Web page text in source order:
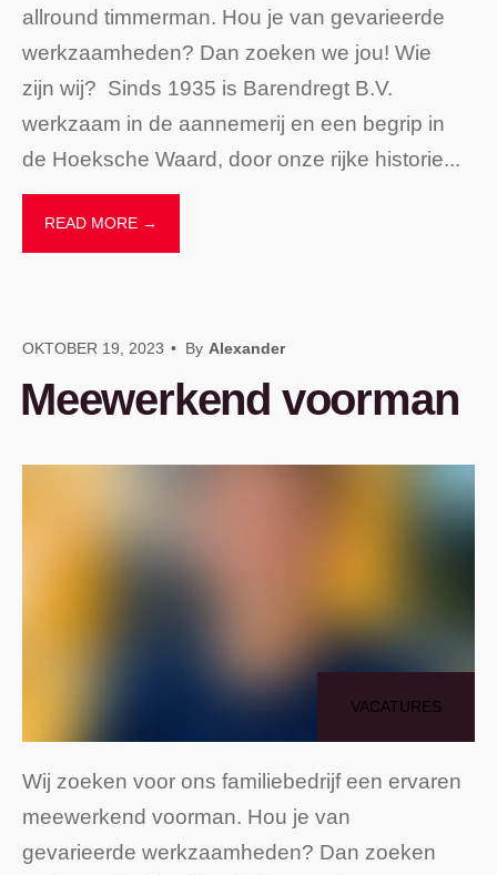
allround timmerman. Hou je van gevarieerde
werkzaamheden? Dan zoeken we jou! Wie
zijn wij? Sinds 1935 is Barendregt B.V.
werkzaam in de aannemerij en een begrip in
de Hoeksche Waard, door onze rijke historie...
READ MORE →
OKTOBER 19, 2023 • By Alexander
Meewerkend voorman
VACATURES
Wij zoeken voor ons familiebedrijf een ervaren
meewerkend voorman. Hou je van
gevarieerde werkzaamheden? Dan zoeken